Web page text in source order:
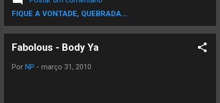
FIQUE A VONTADE, QUEBRADA...
Fabolous - Body Ya
Por NP - março 31, 2010